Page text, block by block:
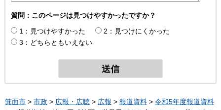
質問：このページは見つけやすかったですか？
1：見つけやすかった
2：見つけにくかった
3：どちらともいえない
箕面市 > 市政 > 広報・広聴 > 広報 > 報道資料 > 令和5年度報道資料